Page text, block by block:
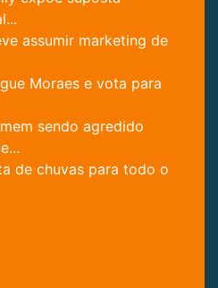
assumir marketing de
Moraes e vota para
sendo agredido
de chuvas para todo o